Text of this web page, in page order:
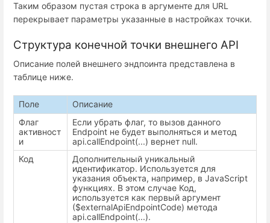
Таким образом пустая строка в аргументе для URL
перекрывает параметры указанные в настройках точки.
Структура конечной точки внешнего API
Описание полей внешнего эндпоинта представлена в
таблице ниже.
Поле
Описание
Флаг
активност
и
Если убрать флаг, то вызов данного
Endpoint не будет выполняться и метод
api.callEndpoint(...) вернет null.
Код
Дополнительный уникальный
идентификатор. Используется для
указания объекта, например, в JavaScript
функциях. В этом случае Код,
используется как первый аргумент
($externalApiEndpointCode) метода
api.callEndpoint(...).